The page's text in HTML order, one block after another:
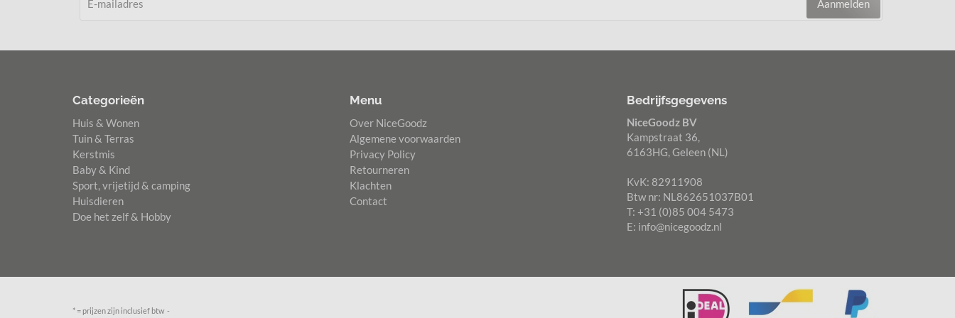
Aanmelden
Categorieën
Huis & Wonen
Tuin & Terras
Kerstmis
Baby & Kind
Sport, vrijetijd & camping
Huisdieren
Doe het zelf & Hobby
Menu
Over NiceGoodz
Algemene voorwaarden
Privacy Policy
Retourneren
Klachten
Contact
Bedrijfsgegevens
NiceGoodz BV
Kampstraat 36,
6163HG, Geleen (NL)
KvK: 82911908
Btw nr: NL862651037B01
T: +31 (0)85 004 5473
E: info@nicegoodz.nl
* = prijzen zijn inclusief btw -